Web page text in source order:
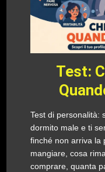
Test:
Test di personalità:
dormito male e ti
finché non arriva la
mangiare, cosa
comprare, quanta